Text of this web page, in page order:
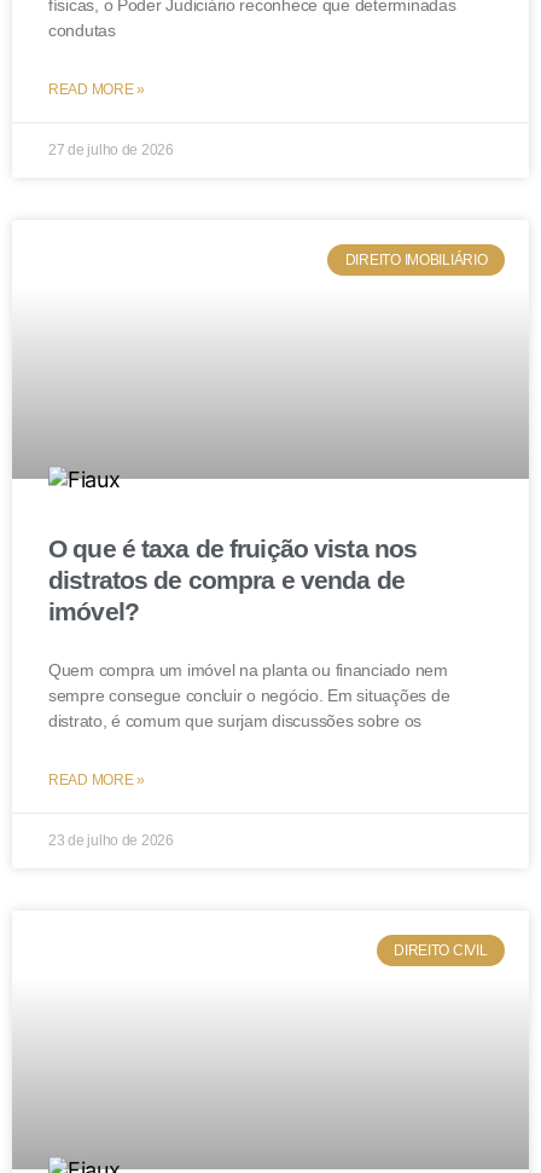
planejamento sucessório.
físicas, o Poder Judiciário reconhece que determinadas
condutas
READ MORE »
27 de julho de 2026
DIREITO IMOBILIÁRIO
O que é taxa de fruição vista nos
distratos de compra e venda de
imóvel?
Quem compra um imóvel na planta ou financiado nem
sempre consegue concluir o negócio. Em situações de
distrato, é comum que surjam discussões sobre os
READ MORE »
23 de julho de 2026
DIREITO CIVIL